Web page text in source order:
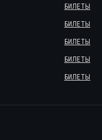
БИЛЕТЫ
БИЛЕТЫ
БИЛЕТЫ
БИЛЕТЫ
БИЛЕТЫ